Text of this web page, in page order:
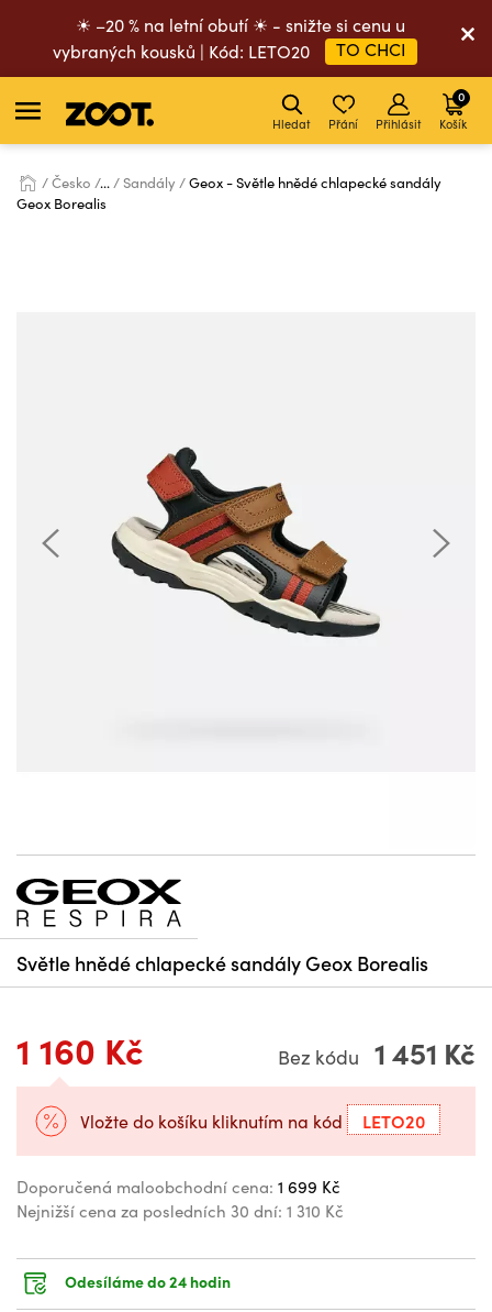
☀ –20 % na letní obutí ☀ - snižte si cenu u
vybraných kousků | Kód: LETO20
TO CHCI
Hledat Přání Přihlásit Košík
0
Česko ... Sandály
Geox - Světle hnědé chlapecké sandály
Geox Borealis
Světle hnědé chlapecké sandály Geox Borealis
1 160 Kč Bez kódu 1 451 Kč
Vložte do košíku kliknutím na kód LETO20
Doporučená maloobchodní cena: 1 699 Kč
Nejnižší cena za posledních 30 dní: 1 310 Kč
Odesíláme do 24 hodin